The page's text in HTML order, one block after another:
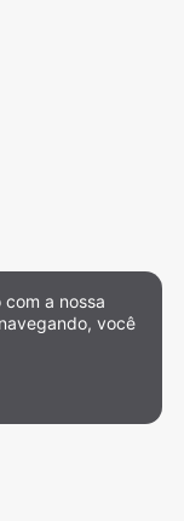
a nossa
você